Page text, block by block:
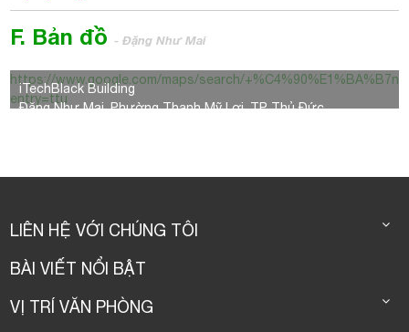
F. Bản đồ- Đặng Như Mai
iTechBlack Building
Đặng Như Mai, Phường Thạnh Mỹ Lợi, TP. Thủ Đức
https://www.google.com/maps/search/
entry=ttu
LIÊN HỆ VỚI CHÚNG TÔI
BÀI VIẾT NỔI BẬT
VỊ TRÍ VĂN PHÒNG